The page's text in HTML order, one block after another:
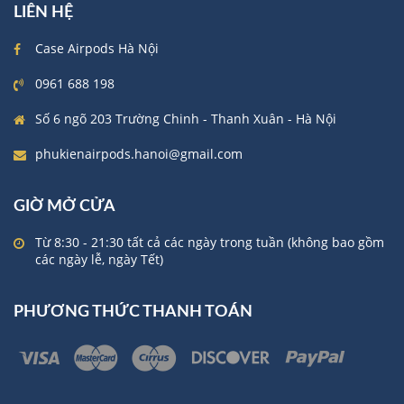
LIÊN HỆ
Case Airpods Hà Nội
0961 688 198
Số 6 ngõ 203 Trường Chinh - Thanh Xuân - Hà Nội
phukienairpods.hanoi@gmail.com
GIỜ MỞ CỬA
Từ 8:30 - 21:30 tất cả các ngày trong tuần (không bao gồm
các ngày lễ, ngày Tết)
PHƯƠNG THỨC THANH TOÁN